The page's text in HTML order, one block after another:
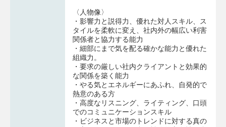
〈人物像〉
・影響力と説得力、優れた対人スキル、ス
タイルを柔軟に変え、社内外の幅広い利害
関係者と協力する能力
・細部にまで気を配る確かな能力と優れた
組織力。
・要求の厳しい社内クライアントと効果的
な関係を築く能力
・やる気とエネルギーにあふれ、自発的で
熱意のある方
・高度なリスニング、ライティング、口頭
でのコミュニケーションスキル
・ビジネスと市場のトレンドに対する真の